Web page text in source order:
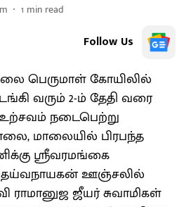
1 min read
Follow Us
பெருமாள் கோயிலில்
வரும் 2-ம் தேதி வரை
நடைபெற்று
மாலையில் பிரபந்த
ஸ்ரீவரமங்கை
தெய்வநாயகன் ஊஞ்சலில்
ராமானுஜ ஜீயர் சுவாமிகள்